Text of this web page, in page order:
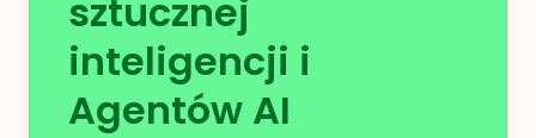
sztucznej
inteligencji i
Agentów AI